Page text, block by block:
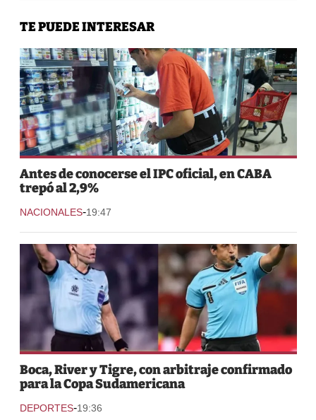
TE PUEDE INTERESAR
Antes de conocerse el IPC oficial, en CABA
trepó al 2,9%
NACIONALES-19:47
Boca, River y Tigre, con arbitraje confirmado
para la Copa Sudamericana
DEPORTES-19:36